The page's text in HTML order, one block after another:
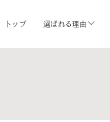
トップ 選ばれる理由